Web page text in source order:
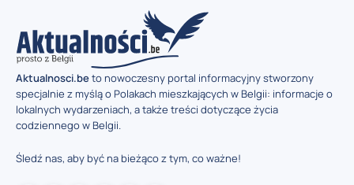
Aktualnosci.beto nowoczesny portal informacyjny stworzony
specjalnie z myślą o Polakach mieszkających w Belgii: informacje o
lokalnych wydarzeniach, a także treści dotyczące życia
codziennego w Belgii.
Śledź nas, aby być na bieżąco z tym, co ważne!